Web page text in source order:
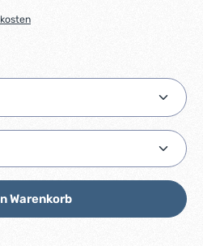
gewünschten Wert ein
Warenkorb